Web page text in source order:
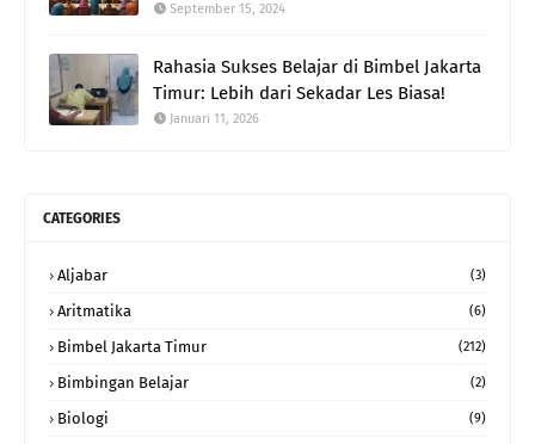
September 15, 2024
Rahasia Sukses Belajar di Bimbel Jakarta
Timur: Lebih dari Sekadar Les Biasa!
Januari 11, 2026
CATEGORIES
Aljabar (3)
Aritmatika (6)
Bimbel Jakarta Timur (212)
Bimbingan Belajar (2)
Biologi (9)